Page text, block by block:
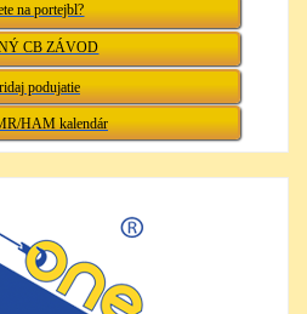
na portejbl?
CB ZÁVOD
podujatie
HAM kalendár